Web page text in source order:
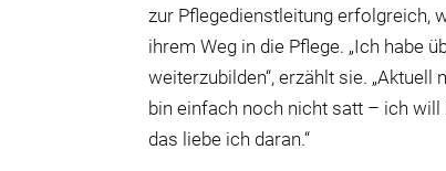
zur Pflegedienstleitung erfolgreich,
ihrem Weg in die Pflege. „Ich habe
weiterzubilden“, erzählt sie.
bin einfach noch nicht satt – ich will
das liebe ich daran.“